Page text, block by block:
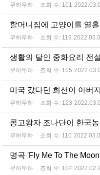
무하무하 조회 수: 101
할머니집에 고양이를 열
무하무하 조회 수: 119
생활의 달인 중화요리 전
무하무하 조회 수: 105
미국 갔다던 희선이 아버
무하무하 조회 수: 123
콩고왕자 조나단이 한국
무하무하 조회 수: 110
명곡 'Fly Me To The
무하무하 조회 수: 104